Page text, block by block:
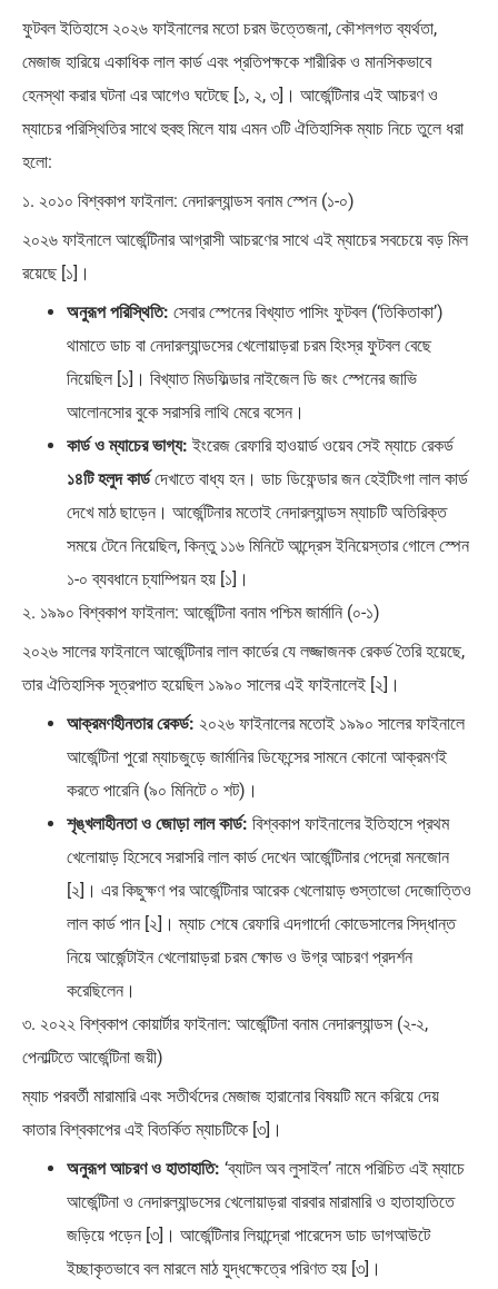
ফুটবল ইতিহাসে ২০২৬ ফাইনালের মতো চরম উত্তেজনা, কৌশলগত ব্যর্থতা,
মেজাজ হারিয়ে একাধিক লাল কার্ড এবং প্রতিপক্ষকে শারীরিক ও মানসিকভাবে
হেনস্থা করার ঘটনা এর আগেও ঘটেছে [১, ২, ৩]। আর্জেন্টিনার এই আচরণ ও
ম্যাচের পরিস্থিতির সাথে হুবহু মিলে যায় এমন ৩টি ঐতিহাসিক ম্যাচ নিচে তুলে ধরা
হলো:
১. ২০১০ বিশ্বকাপ ফাইনাল: নেদারল্যান্ডস বনাম স্পেন (১-০)
২০২৬ ফাইনালে আর্জেন্টিনার আগ্রাসী আচরণের সাথে এই ম্যাচের সবচেয়ে বড় মিল
রয়েছে [১]।
অনুরূপ পরিস্থিতি: সেবার স্পেনের বিখ্যাত পাসিং ফুটবল (‘তিকিতাকা’)
থামাতে ডাচ বা নেদারল্যান্ডসের খেলোয়াড়রা চরম হিংস্র ফুটবল বেছে
নিয়েছিল [১]। বিখ্যাত মিডফিল্ডার নাইজেল ডি জং স্পেনের জাভি
আলোনসোর বুকে সরাসরি লাথি মেরে বসেন।
কার্ড ও ম্যাচের ভাগ্য: ইংরেজ রেফারি হাওয়ার্ড ওয়েব সেই ম্যাচে রেকর্ড
১৪টি হলুদ কার্ডদেখাতে বাধ্য হন। ডাচ ডিফেন্ডার জন হেইটিংগা লাল কার্ড
দেখে মাঠ ছাড়েন। আর্জেন্টিনার মতোই নেদারল্যান্ডস ম্যাচটি অতিরিক্ত
সময়ে টেনে নিয়েছিল, কিন্তু ১১৬ মিনিটে আন্দ্রেস ইনিয়েস্তার গোলে স্পেন
১-০ ব্যবধানে চ্যাম্পিয়ন হয় [১]।
২. ১৯৯০ বিশ্বকাপ ফাইনাল: আর্জেন্টিনা বনাম পশ্চিম জার্মানি (০-১)
২০২৬ সালের ফাইনালে আর্জেন্টিনার লাল কার্ডের যে লজ্জাজনক রেকর্ড তৈরি হয়েছে,
তার ঐতিহাসিক সূত্রপাত হয়েছিল ১৯৯০ সালের এই ফাইনালেই [২]।
আক্রমণহীনতার রেকর্ড: ২০২৬ ফাইনালের মতোই ১৯৯০ সালের ফাইনালে
আর্জেন্টিনা পুরো ম্যাচজুড়ে জার্মানির ডিফেন্সের সামনে কোনো আক্রমণই
করতে পারেনি (৯০ মিনিটে ০ শট)।
শৃঙ্খলাহীনতা ও জোড়া লাল কার্ড: বিশ্বকাপ ফাইনালের ইতিহাসে প্রথম
খেলোয়াড় হিসেবে সরাসরি লাল কার্ড দেখেন আর্জেন্টিনার পেদ্রো মনজোন
[২]। এর কিছুক্ষণ পর আর্জেন্টিনার আরেক খেলোয়াড় গুস্তাভো দেজোত্তিও
লাল কার্ড পান [২]। ম্যাচ শেষে রেফারি এদগার্দো কোডেসালের সিদ্ধান্ত
নিয়ে আর্জেন্টাইন খেলোয়াড়রা চরম ক্ষোভ ও উগ্র আচরণ প্রদর্শন
করেছিলেন।
৩. ২০২২ বিশ্বকাপ কোয়ার্টার ফাইনাল: আর্জেন্টিনা বনাম নেদারল্যান্ডস (২-২,
পেনাল্টিতে আর্জেন্টিনা জয়ী)
ম্যাচ পরবর্তী মারামারি এবং সতীর্থদের মেজাজ হারানোর বিষয়টি মনে করিয়ে দেয়
কাতার বিশ্বকাপের এই বিতর্কিত ম্যাচটিকে [৩]।
অনুরূপ আচরণ ও হাতাহাতি: ‘ব্যাটল অব লুসাইল’ নামে পরিচিত এই ম্যাচে
আর্জেন্টিনা ও নেদারল্যান্ডসের খেলোয়াড়রা বারবার মারামারি ও হাতাহাতিতে
জড়িয়ে পড়েন [৩]। আর্জেন্টিনার লিয়ান্দ্রো পারেদেস ডাচ ডাগআউটে
ইচ্ছাকৃতভাবে বল মারলে মাঠ যুদ্ধক্ষেত্রে পরিণত হয় [৩]।